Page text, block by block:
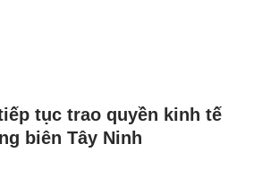
tục trao quyền kinh tế
biên Tây Ninh